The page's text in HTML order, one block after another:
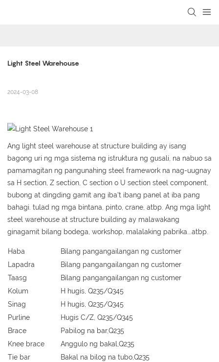
Light Steel Warehouse
2024-03-08
Ang light steel warehouse at structure building ay isang
bagong uri ng mga sistema ng istruktura ng gusali, na nabuo sa
pamamagitan ng pangunahing steel framework na nag-uugnay
sa H section, Z section, C section o U section steel component,
bubong at dingding gamit ang iba't ibang panel at iba pang
bahagi. tulad ng mga bintana, pinto, crane, atbp. Ang mga light
steel warehouse at structure building ay malawakang
ginagamit bilang bodega, workshop, malalaking pabrika...atbp.
Haba
Bilang pangangailangan ng customer
Lapadra
Bilang pangangailangan ng customer
Taasg
Bilang pangangailangan ng customer
Kolum
H hugis, Q235/Q345
Sinag
H hugis, Q235/Q345
Purline
Hugis C/Z, Q235/Q345
Brace
Pabilog na bar,Q235
Knee brace
Anggulo ng bakal,Q235
Tie bar
Bakal na bilog na tubo,Q235